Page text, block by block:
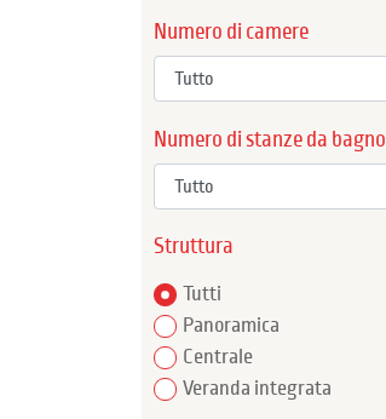
Numero di camere
Numero di stanze da bagno
Struttura
Tutti
Panoramica
Centrale
Veranda integrata